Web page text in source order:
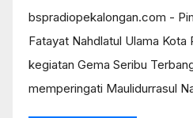
bspradiopekalongan.com -
Fatayat Nahdlatul Ulama
kegiatan Gema Seribu
memperingati Maulidurrasul